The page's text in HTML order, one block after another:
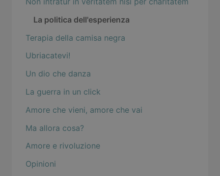
La politica dell'esperienza
Terapia della camisa negra
Ubriacatevi!
Un dio che danza
La guerra in un click
Amore che vieni, amore che vai
Ma allora cosa?
Amore e rivoluzione
Opinioni